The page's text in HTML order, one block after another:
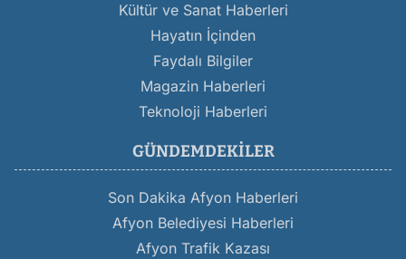
Kültür ve Sanat Haberleri
Hayatın İçinden
Faydalı Bilgiler
Magazin Haberleri
Teknoloji Haberleri
GÜNDEMDEKILER
Son Dakika Afyon Haberleri
Afyon Belediyesi Haberleri
Afyon Trafik Kazası